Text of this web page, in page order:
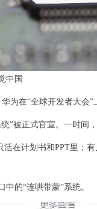
中国
为在“全球开发者大会”
”被正式官宣。一时间，
活在计划书和PPT里；
的“连哄带蒙”系统。